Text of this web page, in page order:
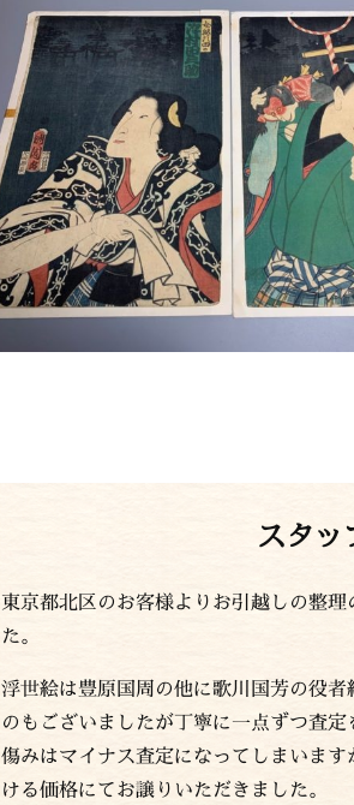
スタッ
東京都北区のお客様よりお引越しの整
た。
浮世絵は豊原国周の他に歌川国芳の役
のもございましたが丁寧に一点ずつ査
傷みはマイナス査定になってしまいま
ける価格にてお譲りいただきました。